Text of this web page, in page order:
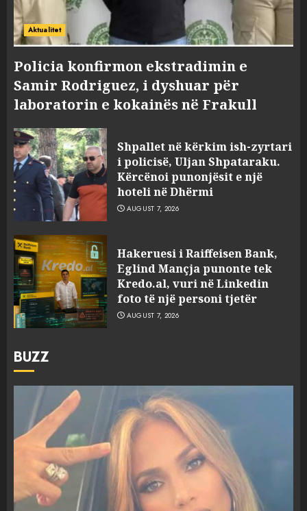
Aktualitet
Policia konfirmon ekstradimin e
Samir Rodriguez, i dyshuar për
laboratorin e kokainës në Frakull
Shpallet në kërkim ish-zyrtari
i policisë, Uljan Shpataraku.
Kërcënoi punonjësit e një
hoteli në Dhërmi
AUGUST 7, 2026
Hakeruesi i Raiffeisen Bank,
Eglind Mançja punonte tek
Kredo.al, vuri në Linkedin
foto të një personi tjetër
AUGUST 7, 2026
BUZZ